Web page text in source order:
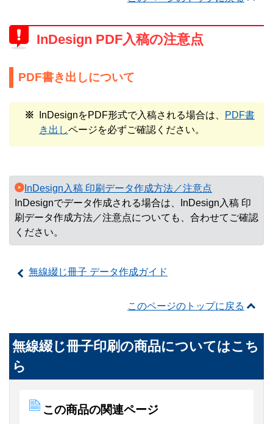
InDesign PDF入稿の注意点
PDF書き出しについて
InDesignをPDF形式で入稿される場合は、
PDF書
き出しページを必ずご確認ください。
InDesign入稿 印刷データ作成方法／注意点
InDesignでデータ作成される場合は、InDesign入稿 印
刷データ作成方法／注意点についても、合わせてご確認
ください。
無線綴じ冊子 データ作成ガイド
このページのトップに戻る
無線綴じ冊子印刷の商品についてはこち
ら
この商品の関連ページ